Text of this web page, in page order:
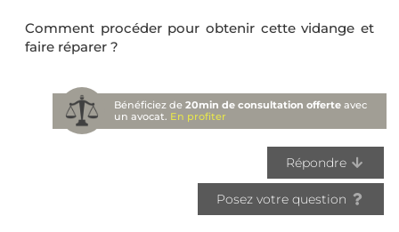
Comment procéder pour obtenir cette vidange et
faire réparer ?
Bénéficiez de20min de consultation offerte avec
un avocat. En profiter
Répondre
Posez votre question